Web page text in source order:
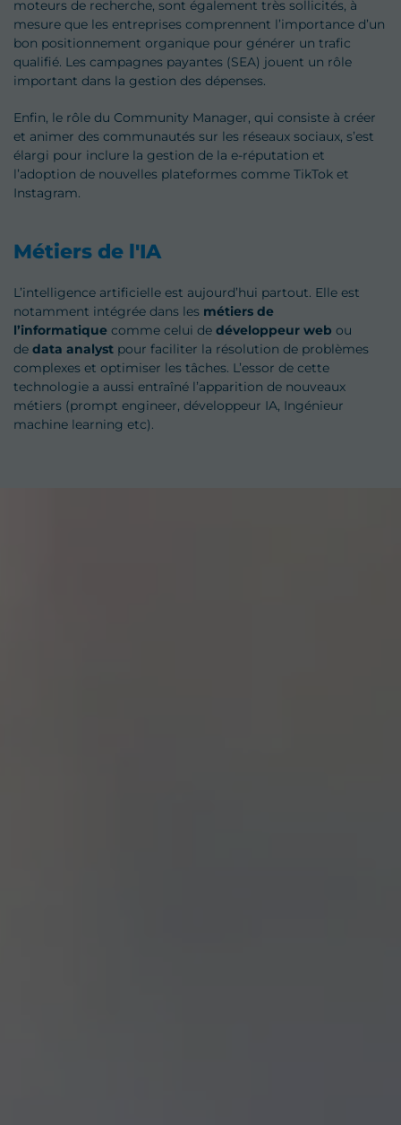
moteurs de recherche, sont également très sollicités, à
mesure que les entreprises comprennent l’importance d’un
bon positionnement organique pour générer un trafic
qualifié. Les campagnes payantes (SEA) jouent un rôle
important dans la gestion des dépenses.
Enfin, le rôle du Community Manager, qui consiste à créer
et animer des communautés sur les réseaux sociaux, s’est
élargi pour inclure la gestion de la e-réputation et
l’adoption de nouvelles plateformes comme TikTok et
Instagram.
Métiers de l'IA
L’intelligence artificielle est aujourd’hui partout. Elle est
notamment intégrée dans les métiers de
l’informatique comme celui de développeur web ou
de data analyst pour faciliter la résolution de problèmes
complexes et optimiser les tâches. L’essor de cette
technologie a aussi entraîné l’apparition de nouveaux
métiers (prompt engineer, développeur IA, Ingénieur
machine learning etc).